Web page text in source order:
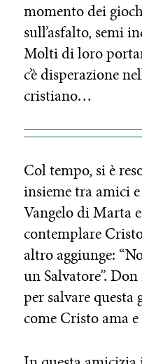
momento dei
sull’asfalto, semi
Molti di loro
c’è disperazione
cristiano…
Col tempo, si è
insieme tra amici
Vangelo di Marta
contemplare
altro aggiunge:
un Salvatore”.
per salvare
come Cristo ama